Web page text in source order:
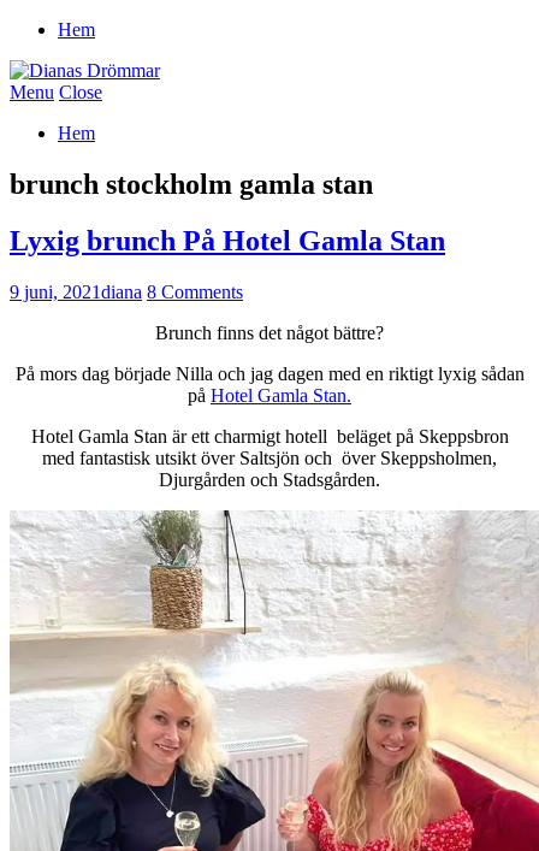
Hem
Menu Close
Hem
brunch stockholm gamla stan
Lyxig brunch På Hotel Gamla Stan
9 juni, 2021diana 8 Comments
Brunch finns det något bättre?
På mors dag började Nilla och jag dagen med en riktigt lyxig sådan
på Hotel Gamla Stan.
Hotel Gamla Stan är ett charmigt hotell beläget på Skeppsbron
med fantastisk utsikt över Saltsjön och över Skeppsholmen,
Djurgården och Stadsgården.